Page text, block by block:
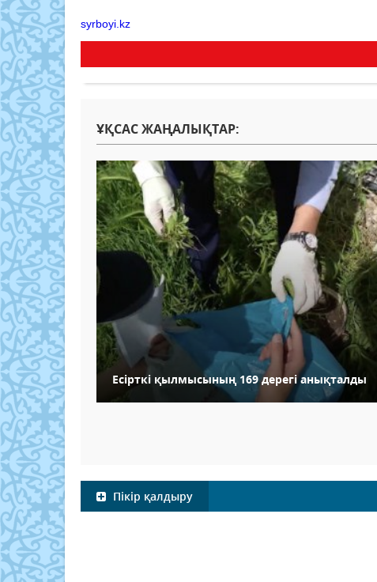
syrboyi.kz
ҰҚСАС ЖАҢАЛЫҚТАР:
Есірткі қылмысының 169 дерегі анықталды
Пікір қалдыру